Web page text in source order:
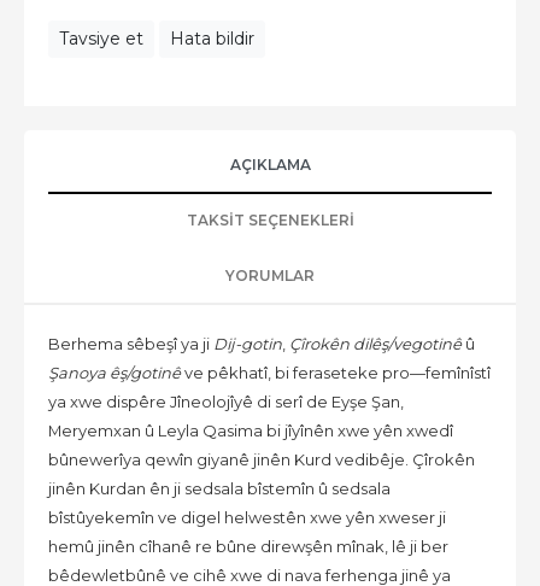
Tavsiye et Hata bildir
AÇIKLAMA
TAKSIT SEÇENEKLERI
YORUMLAR
Berhema sêbeşî ya ji Dij-gotin Çîrokên dilêş/vegotinêû
Şanoya êş/gotinêve pêkhatî, bi feraseteke pro—femînîstî
ya xwe dispêre Jîneolojîyê di serî de Eyşe Şan,
Meryemxan û Leyla Qasima bi jîyînên xwe yên xwedî
bûnewerîya qewîn giyanê jinên Kurd vedibêje. Çîrokên
jinên Kurdan ên ji sedsala bîstemîn û sedsala
bîstûyekemîn ve digel helwestên xwe yên xweser ji
hemû jinên cîhanê re bûne direwşên mînak, lê ji ber
bêdewletbûnê ve cihê xwe di nava ferhenga jinê ya